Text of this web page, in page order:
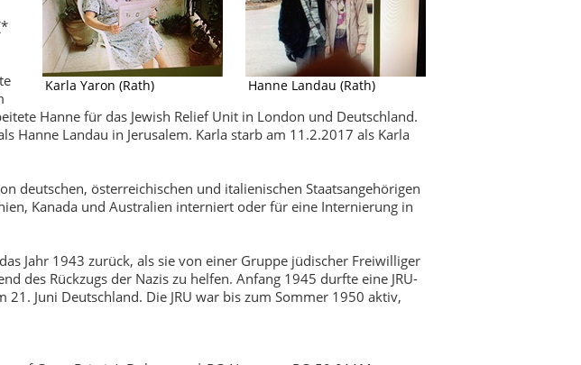
Karla Yaron (Rath) Hanne Landau (Rath)
Hanne für das Jewish Relief Unit in London und Deutschland.
Hanne Landau in Jerusalem. Karla starb am 11.2.2017 als Karla
deutschen, österreichischen und italienischen Staatsangehörigen
Kanada und Australien interniert oder für eine Internierung in
Jahr 1943 zurück, als sie von einer Gruppe jüdischer Freiwilliger
des Rückzugs der Nazis zu helfen. Anfang 1945 durfte eine JRU-
Juni Deutschland. Die JRU war bis zum Sommer 1950 aktiv,